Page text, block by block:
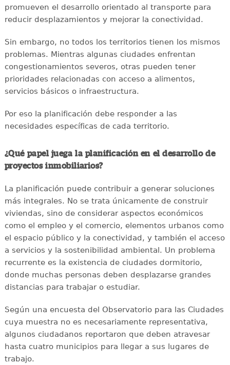
promueven el desarrollo orientado al transporte para
reducir desplazamientos y mejorar la conectividad.
Sin embargo, no todos los territorios tienen los mismos
problemas. Mientras algunas ciudades enfrentan
congestionamientos severos, otras pueden tener
prioridades relacionadas con acceso a alimentos,
servicios básicos o infraestructura.
Por eso la planificación debe responder a las
necesidades específicas de cada territorio.
¿Qué papel juega la planificación en el desarrollo de
proyectos inmobiliarios?
La planificación puede contribuir a generar soluciones
más integrales. No se trata únicamente de construir
viviendas, sino de considerar aspectos económicos
como el empleo y el comercio, elementos urbanos como
el espacio público y la conectividad, y también el acceso
a servicios y la sostenibilidad ambiental. Un problema
recurrente es la existencia de ciudades dormitorio,
donde muchas personas deben desplazarse grandes
distancias para trabajar o estudiar.
Según una encuesta del Observatorio para las Ciudades
cuya muestra no es necesariamente representativa,
algunos ciudadanos reportaron que deben atravesar
hasta cuatro municipios para llegar a sus lugares de
trabajo.